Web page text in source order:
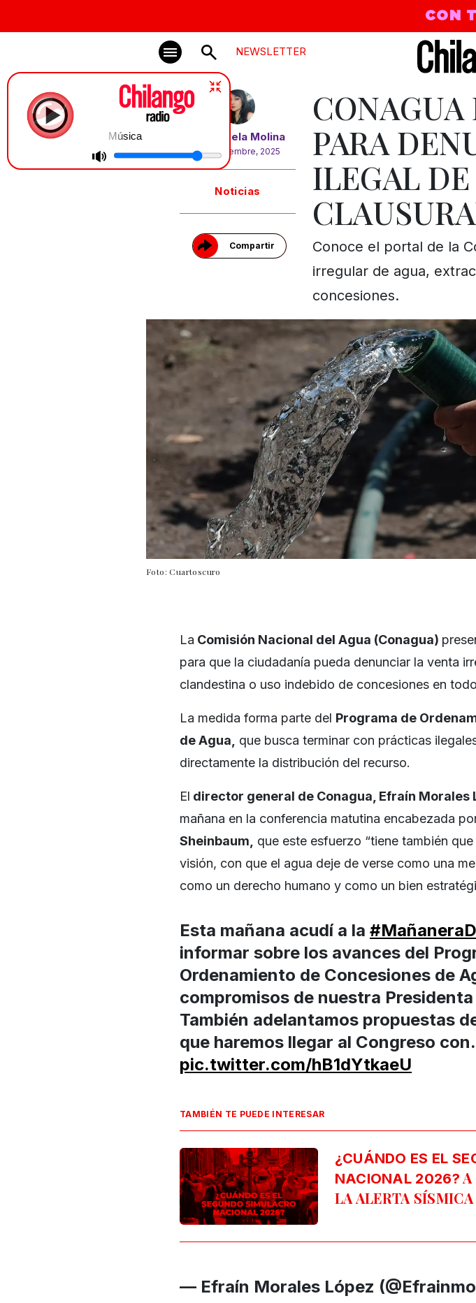
CON
NEWSLETTER
Música Angela Molina
24 septiembre, 2025
Noticias
Compartir
PARA
ILEGAL
Conoce el portal de la
irregular de agua,
concesiones.
Foto: Cuartoscuro
La Comisión Nacional del Agua (Conagua)
para que la ciudadanía pueda denunciar la venta
clandestina o uso indebido de concesiones en
La medida forma parte del Programa de
de Agua,
que busca terminar con prácticas
directamente la distribución del recurso.
El director general de Conagua, Efraín Morales
mañana en la conferencia matutina encabezada
Sheinbaum,
que este esfuerzo “tiene también
visión, con que el agua deje de verse como una
como un derecho humano y como un bien
Esta mañana acudí a la
informar sobre los avances del
Ordenamiento de Concesiones de
compromisos de nuestra Presidenta
También adelantamos propuestas
que haremos llegar al Congreso
pic.twitter.com/hB1dYtkaeU
TAMBIÉN TE PUEDE INTERESAR
¿CUÁNDO ES EL
NACIONAL 2026? A
LA ALERTA
— Efraín Morales López